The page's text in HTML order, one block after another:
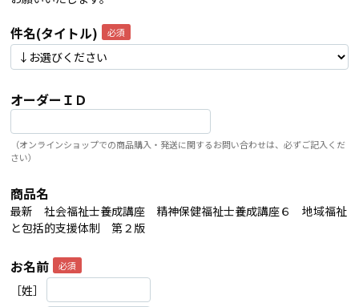
件名(タイトル)
オーダーＩＤ
（オンラインショップでの商品購入・発送に関するお問い合わせは、必ずご記入くだ
さい）
商品名
最新 社会福祉士養成講座 精神保健福祉士養成講座６ 地域福祉
と包括的支援体制 第２版
お名前
［姓］